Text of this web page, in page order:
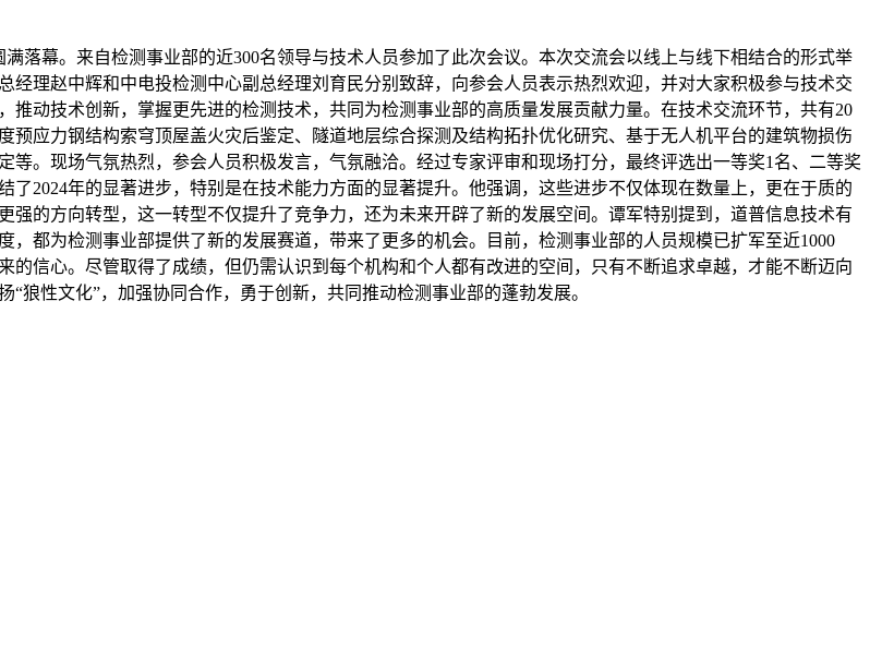
落幕。来自检测事业部的近300名领导与技术人员参加了此次会议。本次交流会以线上与线下相结合的形式举
理赵中辉和中电投检测中心副总经理刘育民分别致辞，向参会人员表示热烈欢迎，并对大家积极参与技术交
动技术创新，掌握更先进的检测技术，共同为检测事业部的高质量发展贡献力量。在技术交流环节，共有20
应力钢结构索穹顶屋盖火灾后鉴定、隧道地层综合探测及结构拓扑优化研究、基于无人机平台的建筑物损伤
。现场气氛热烈，参会人员积极发言，气氛融洽。经过专家评审和现场打分，最终评选出一等奖1名、二等奖
2024年的显著进步，特别是在技术能力方面的显著提升。他强调，这些进步不仅体现在数量上，更在于质的
的方向转型，这一转型不仅提升了竞争力，还为未来开辟了新的发展空间。谭军特别提到，道普信息技术有
都为检测事业部提供了新的发展赛道，带来了更多的机会。目前，检测事业部的人员规模已扩军至近1000
信心。尽管取得了成绩，但仍需认识到每个机构和个人都有改进的空间，只有不断追求卓越，才能不断迈向
狼性文化”，加强协同合作，勇于创新，共同推动检测事业部的蓬勃发展。